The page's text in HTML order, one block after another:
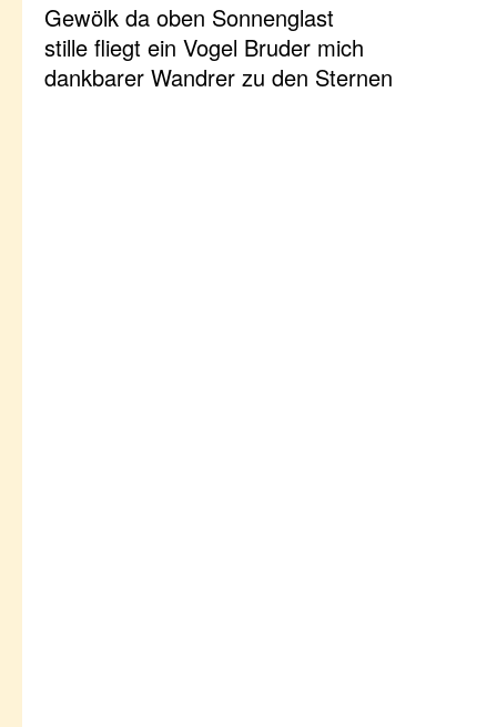
Gewölk da oben Sonnenglast
stille fliegt ein Vogel Bruder mich
dankbarer Wandrer zu den Sternen